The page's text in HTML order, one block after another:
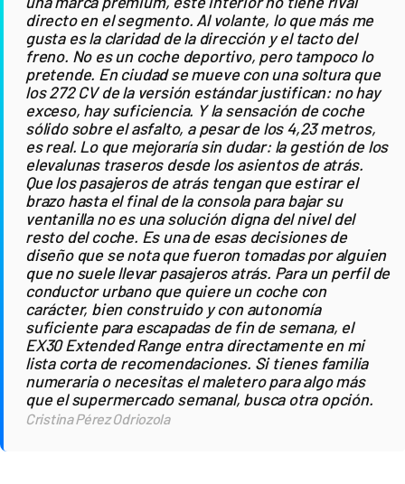
directo en el segmento. Al volante, lo que más me
gusta es la claridad de la dirección y el tacto del
freno. No es un coche deportivo, pero tampoco lo
pretende. En ciudad se mueve con una soltura que
los 272 CV de la versión estándar justifican: no hay
exceso, hay suficiencia. Y la sensación de coche
sólido sobre el asfalto, a pesar de los 4,23 metros,
es real. Lo que mejoraría sin dudar: la gestión de los
elevalunas traseros desde los asientos de atrás.
Que los pasajeros de atrás tengan que estirar el
brazo hasta el final de la consola para bajar su
ventanilla no es una solución digna del nivel del
resto del coche. Es una de esas decisiones de
diseño que se nota que fueron tomadas por alguien
que no suele llevar pasajeros atrás. Para un perfil de
conductor urbano que quiere un coche con
carácter, bien construido y con autonomía
suficiente para escapadas de fin de semana, el
EX30 Extended Range entra directamente en mi
lista corta de recomendaciones. Si tienes familia
numeraria o necesitas el maletero para algo más
que el supermercado semanal, busca otra opción.
Cristina Pérez Odriozola